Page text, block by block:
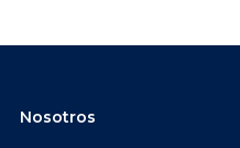
Nosotros